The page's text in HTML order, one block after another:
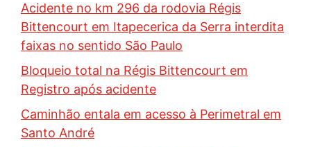
Acidente no km 296 da rodovia Régis
Bittencourt em Itapecerica da Serra interdita
faixas no sentido São Paulo
Bloqueio total na Régis Bittencourt em
Registro após acidente
Caminhão entala em acesso à Perimetral em
Santo André